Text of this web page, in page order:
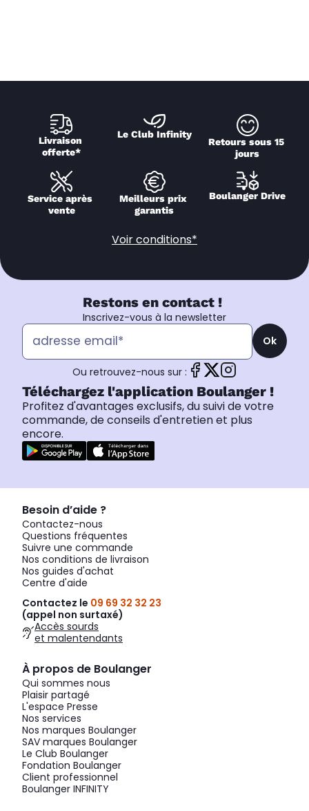
Livraison
offerte*
Le Club Infinity
Retours sous 15
jours
Service après
vente
Meilleurs prix
garantis
Boulanger Drive
Voir conditions*
Restons en contact !
Inscrivez-vous à la newsletter
Ok
Ou retrouvez-nous sur :
Téléchargez l'application Boulanger !
Profitez d'avantages exclusifs, du suivi de votre
commande, de conseils d'entretien et plus
encore.
Besoin d’aide ?
Contactez-nous
Questions fréquentes
Suivre une commande
Nos conditions de livraison
Nos guides d'achat
Centre d'aide
Contactez le 09 69 32 32 23
(appel non surtaxé)
Accès sourds
et malentendants
À propos de Boulanger
Qui sommes nous
Plaisir partagé
L'espace Presse
Nos services
Nos marques Boulanger
SAV marques Boulanger
Le Club Boulanger
Fondation Boulanger
Client professionnel
Boulanger INFINITY